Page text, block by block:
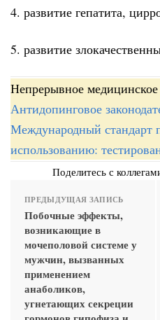
4. развитие гепатита,
5. развитие
Непрерывное медицинское
Антидопинговое
Международный стандарт
использованию:
Поделитесь с
ПРЕДЫДУЩАЯ ЗАПИСЬ
Побочные эффекты,
возникающие в
мочеполовой системе у
мужчин, вызванных
применением
анаболиков,
угнетающих секреции